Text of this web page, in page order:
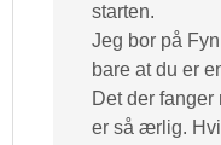
starten.
Jeg bor på
bare at du er
Det der fanger
er så ærlig.